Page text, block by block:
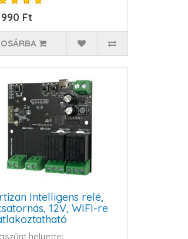
Ft
Intelligens relé,
12V, WIFI-re
helyette: